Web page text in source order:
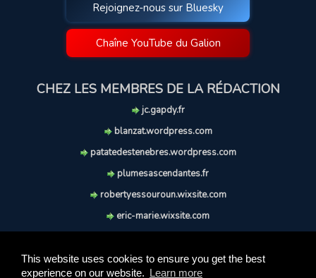
This website uses cookies to ensure you get the best
experience on our website. Learn more
Rejoignez-nous sur Bluesky
Chaîne YouTube du Galion
CHEZ LES MEMBRES DE LA RÉDACTION
jc.gapdy.fr
blanzat.wordpress.com
patatedestenebres.wordpress.com
plumesascendantes.fr
robertyessouroun.wixsite.com
eric-marie.wixsite.com
soufflereve.blogspot.com